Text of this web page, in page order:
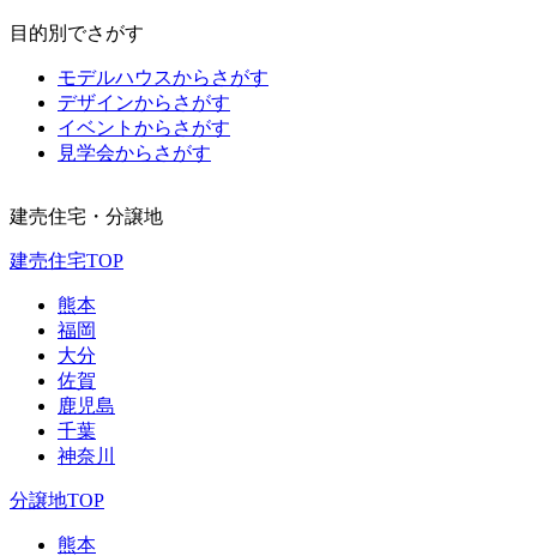
目的別でさがす
モデルハウスからさがす
デザインからさがす
イベントからさがす
見学会からさがす
建売住宅・分譲地
建売住宅TOP
熊本
福岡
大分
佐賀
鹿児島
千葉
神奈川
分譲地TOP
熊本